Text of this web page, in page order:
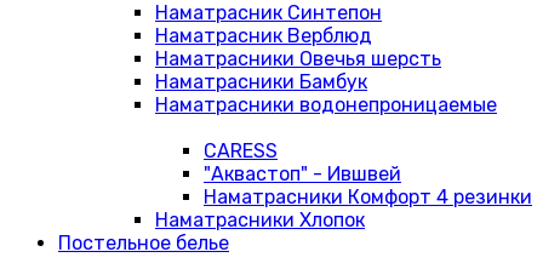
Наматрасник Синтепон
Наматрасник Верблюд
Наматрасники Овечья шерсть
Наматрасники Бамбук
Наматрасники водонепроницаемые
CARESS
"Аквастоп" - Ившвей
Наматрасники Комфорт 4 резинки
Наматрасники Хлопок
Постельное белье